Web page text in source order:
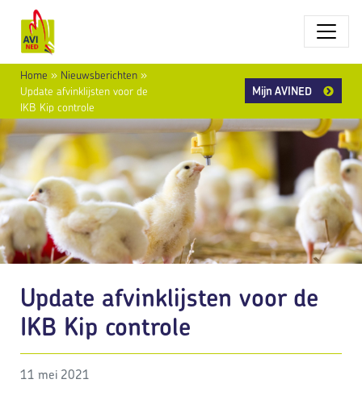
Home » Nieuwsberichten »
Update afvinklijsten voor de
IKB Kip controle
Mijn AVINED
Update afvinklijsten voor de
IKB Kip controle
11 mei 2021